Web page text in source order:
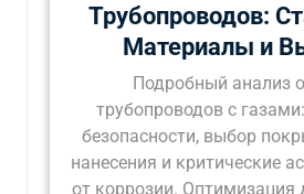
Трубопроводов:
Материалы и
Подробный анализ
трубопроводов с
безопасности, выбор
нанесения и критические
от коррозии. Оптимизация